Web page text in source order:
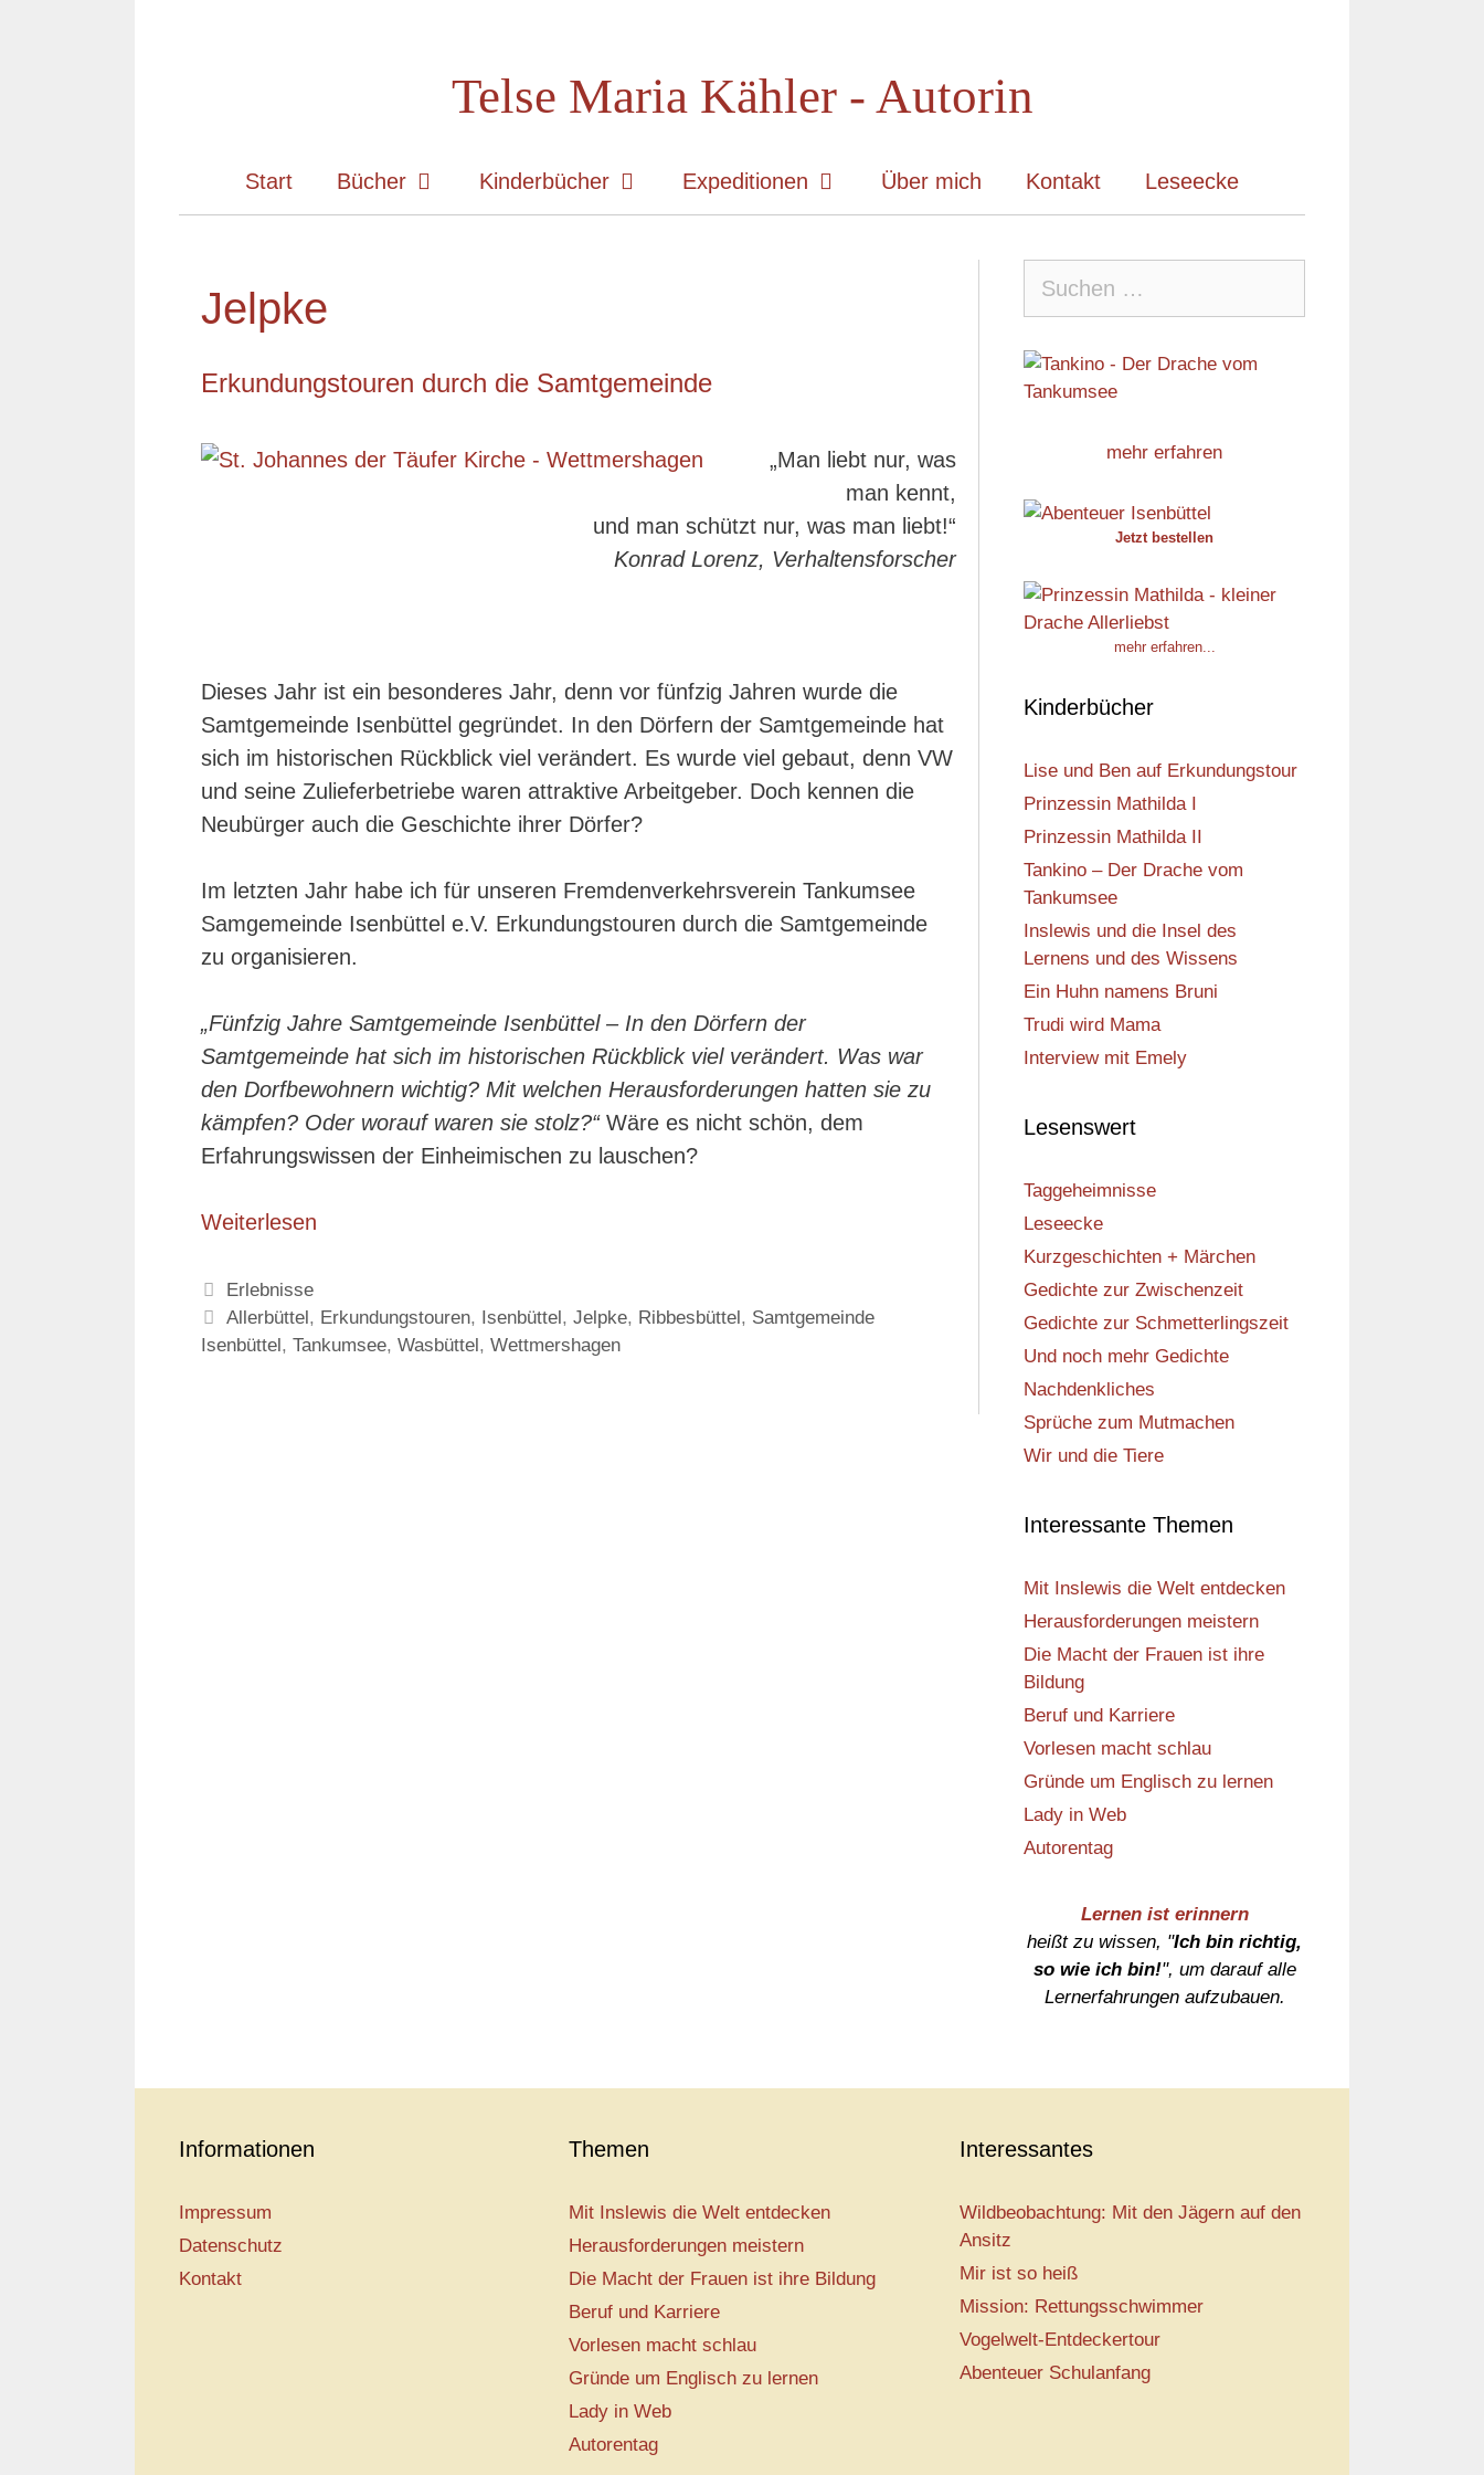
Telse Maria Kähler - Autorin
Start Bücher Kinderbücher Expeditionen Über mich Kontakt Leseecke
Jelpke
Erkundungstouren durch die Samtgemeinde
„Man liebt nur, was
man kennt,
und man schützt nur, was man liebt!“
Konrad Lorenz, Verhaltensforscher
Dieses Jahr ist ein besonderes Jahr, denn vor fünfzig Jahren wurde die
Samtgemeinde Isenbüttel gegründet. In den Dörfern der Samtgemeinde hat
sich im historischen Rückblick viel verändert. Es wurde viel gebaut, denn VW
und seine Zulieferbetriebe waren attraktive Arbeitgeber. Doch kennen die
Neubürger auch die Geschichte ihrer Dörfer?
Im letzten Jahr habe ich für unseren Fremdenverkehrsverein Tankumsee
Samgemeinde Isenbüttel e.V. Erkundungstouren durch die Samtgemeinde
zu organisieren.
„Fünfzig Jahre Samtgemeinde Isenbüttel – In den Dörfern der
Samtgemeinde hat sich im historischen Rückblick viel verändert. Was war
den Dorfbewohnern wichtig? Mit welchen Herausforderungen hatten sie zu
kämpfen? Oder worauf waren sie stolz?“ Wäre es nicht schön, dem
Erfahrungswissen der Einheimischen zu lauschen?
Weiterlesen
Kategorien
Erlebnisse
Schlagwörter
Allerbüttel, Erkundungstouren, Isenbüttel,Jelpke, Ribbesbüttel, Samtgemeinde
Isenbüttel, Tankumsee, Wasbüttel, Wettmershagen
nach:
mehr erfahren
Jetzt bestellen
mehr erfahren...
Kinderbücher
Lise und Ben auf Erkundungstour
Prinzessin Mathilda I
Prinzessin Mathilda II
Tankino – Der Drache vom
Tankumsee
Inslewis und die Insel des
Lernens und des Wissens
Ein Huhn namens Bruni
Trudi wird Mama
Interview mit Emely
Lesenswert
Taggeheimnisse
Leseecke
Kurzgeschichten + Märchen
Gedichte zur Zwischenzeit
Gedichte zur Schmetterlingszeit
Und noch mehr Gedichte
Nachdenkliches
Sprüche zum Mutmachen
Wir und die Tiere
Interessante Themen
Mit Inslewis die Welt entdecken
Herausforderungen meistern
Die Macht der Frauen ist ihre
Bildung
Beruf und Karriere
Vorlesen macht schlau
Gründe um Englisch zu lernen
Lady in Web
Autorentag
Lernen ist erinnern
heißt zu wissen, "Ich bin richtig,
so wie ich bin!", um darauf alle
Lernerfahrungen aufzubauen.
Informationen
Impressum
Datenschutz
Kontakt
Themen
Mit Inslewis die Welt entdecken
Herausforderungen meistern
Die Macht der Frauen ist ihre Bildung
Beruf und Karriere
Vorlesen macht schlau
Gründe um Englisch zu lernen
Lady in Web
Autorentag
Interessantes
Wildbeobachtung: Mit den Jägern auf den
Ansitz
Mir ist so heiß
Mission: Rettungsschwimmer
Vogelwelt-Entdeckertour
Abenteuer Schulanfang